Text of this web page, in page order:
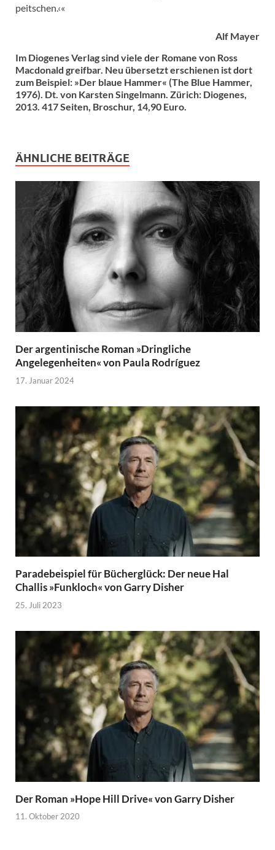
peitschen.‹«
Alf Mayer
Im Diogenes Verlag sind viele der Romane von Ross
Macdonald greifbar. Neu übersetzt erschienen ist dort
zum Beispiel: »Der blaue Hammer« (The Blue Hammer,
1976). Dt. von Karsten Singelmann. Zürich: Diogenes,
2013. 417 Seiten, Broschur, 14,90 Euro.
ÄHNLICHE BEITRÄGE
Der argentinische Roman »Dringliche
Angelegenheiten« von Paula Rodríguez
17. Januar 2024
Paradebeispiel für Bücherglück: Der neue Hal
Challis »Funkloch« von Garry Disher
25. Juli 2023
Der Roman »Hope Hill Drive« von Garry Disher
11. Oktober 2020